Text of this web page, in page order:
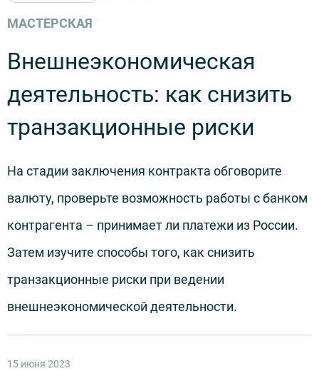
МАСТЕРСКАЯ
Внешнеэкономическая
деятельность: как снизить
транзакционные риски
На стадии заключения контракта обговорите
валюту, проверьте возможность работы с банком
контрагента – принимает ли платежи из России.
Затем изучите способы того, как снизить
транзакционные риски при ведении
внешнеэкономической деятельности.
15 июня 2023